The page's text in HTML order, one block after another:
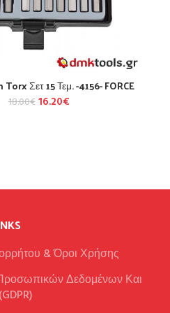
Σετ 15 Τεμ. -4156- FORCE
18.00€ 16.20€
& Όροι Χρήσης
Δεδομένων Και